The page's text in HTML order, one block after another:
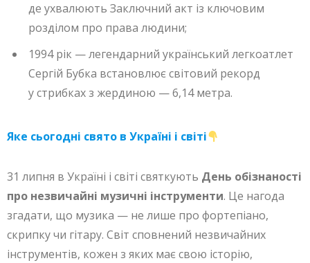
де ухвалюють Заключний акт із ключовим
розділом про права людини;
1994 рік — легендарний український легкоатлет
Сергій Бубка встановлює світовий рекорд
у стрибках з жердиною — 6,14 метра.
Яке сьогодні свято в Україні і світі
31 липня в Україні і світі святкують День обізнаності
про незвичайні музичні інструменти. Це нагода
згадати, що музика — не лише про фортепіано,
скрипку чи гітару. Світ сповнений незвичайних
інструментів, кожен з яких має свою історію,